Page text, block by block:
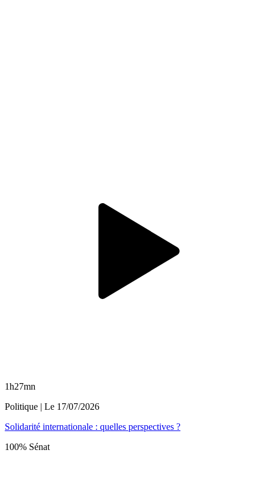
1h27mn
Politique | Le 17/07/2026
Solidarité internationale : quelles perspectives ?
100% Sénat